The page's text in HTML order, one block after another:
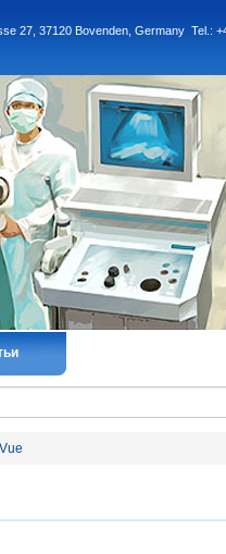
27, 37120 Bovenden, Germany Tel.: